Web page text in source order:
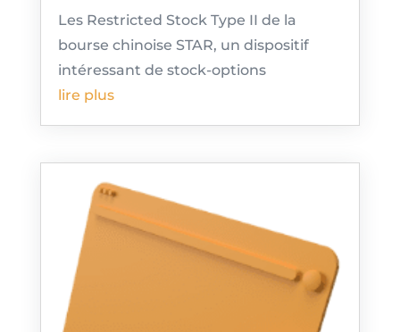
Les Restricted Stock Type II de la
bourse chinoise STAR, un dispositif
intéressant de stock-options
lire plus